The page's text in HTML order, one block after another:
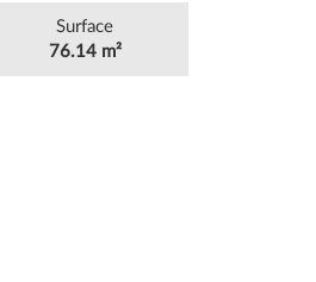
Surface
76.14 m²